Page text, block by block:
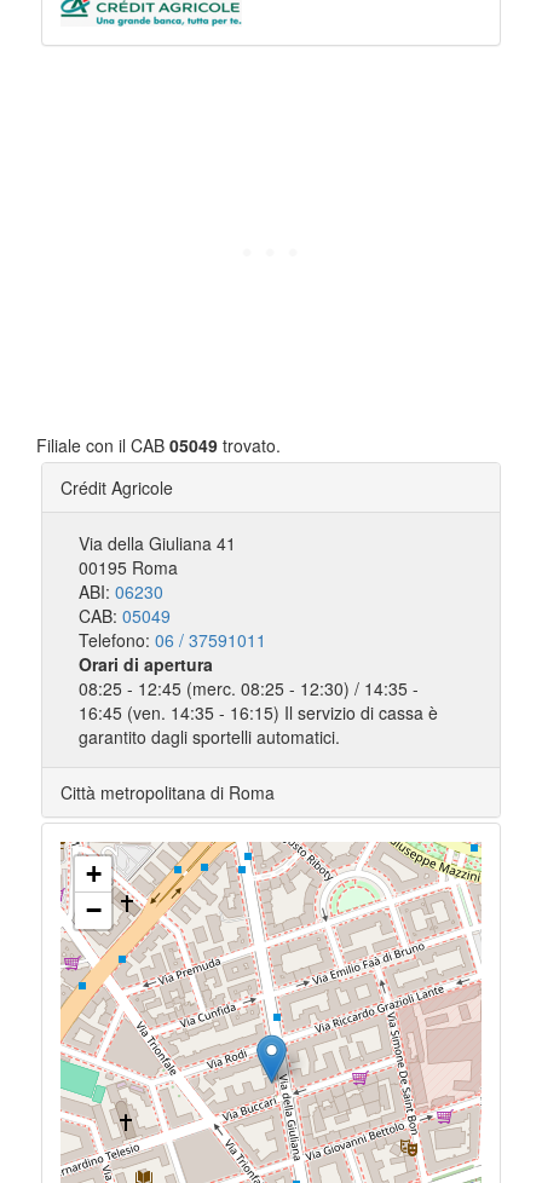
Filiale con il CAB 05049 trovato.
Crédit Agricole
Via della Giuliana 41
00195 Roma
ABI: 06230
CAB: 05049
Telefono: 06 / 37591011
Orari di apertura
08:25 - 12:45 (merc. 08:25 - 12:30) / 14:35 -
16:45 (ven. 14:35 - 16:15) Il servizio di cassa è
garantito dagli sportelli automatici.
Città metropolitana di Roma
+
−